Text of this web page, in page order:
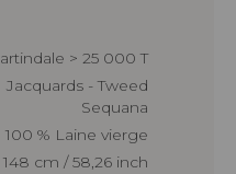
Martindale > 25 000 T
Jacquards - Tweed
Sequana
100 % Laine vierge
148 cm / 58,26 inch